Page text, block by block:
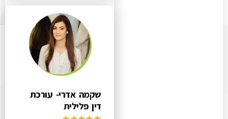
שקמה אדרי- עורכת
דין פלילית